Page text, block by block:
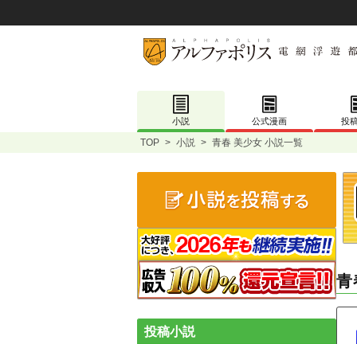
小説 公式漫画 投
TOP > 小説 > 青春 美少女 小説一覧
青
投稿小説